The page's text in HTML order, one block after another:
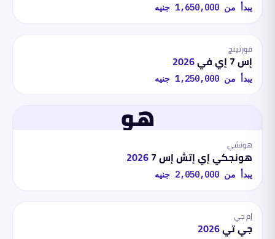
يبدأ من 1,650,000 جنيه
فورثينج
إس 7 إي في 2026
يبدأ من 1,250,000 جنيه
هو
هونشي
هونجكي إي إتش إس 7 2026
يبدأ من 2,050,000 جنيه
إم جي
جي تي2026